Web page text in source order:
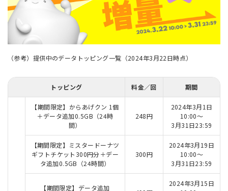
（参考）提供中のデータトッピング一覧（2024年3月22日時点）
トッピング 料金／回 期間
【期間限定】からあげクン 1個
＋データ追加0.5GB（24時
間）
248円
2024年3月1日
10:00～
3月31日23:59
【期間限定】ミスタードーナツ
ギフトチケット300円分＋デー
タ追加0.5GB（24時間）
300円
2024年3月19日
10:00～
3月31日23:59
【期間限定】データ追加
2024年3月15日